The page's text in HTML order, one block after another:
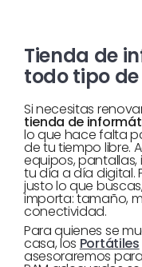
Tienda de
todo tipo
Si necesitas
tienda de
lo que hace falta
de tu tiempo libre.
equipos,
tu día a día digital.
justo lo que
importa: tamaño,
conectividad.
Para quienes se
casa, los Portátiles
asesoraremos